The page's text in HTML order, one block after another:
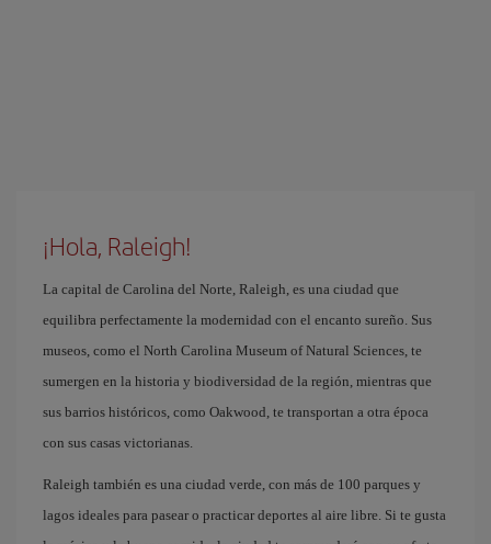
¡Hola, Raleigh!
La capital de Carolina del Norte, Raleigh, es una ciudad que
equilibra perfectamente la modernidad con el encanto sureño. Sus
museos, como el North Carolina Museum of Natural Sciences, te
sumergen en la historia y biodiversidad de la región, mientras que
sus barrios históricos, como Oakwood, te transportan a otra época
con sus casas victorianas.
Raleigh también es una ciudad verde, con más de 100 parques y
lagos ideales para pasear o practicar deportes al aire libre. Si te gusta